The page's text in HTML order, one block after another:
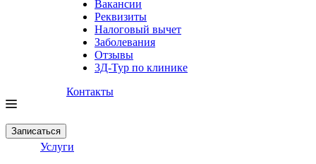
Вакансии
Реквизиты
Налоговый вычет
Заболевания
Отзывы
3Д-Тур по клинике
Контакты
Записаться
Услуги